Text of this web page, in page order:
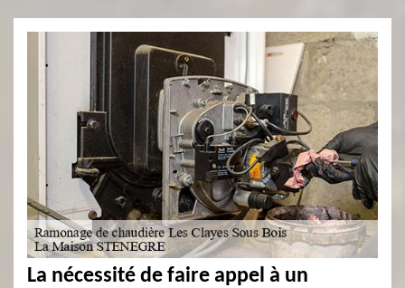
La nécessité de faire appel à un